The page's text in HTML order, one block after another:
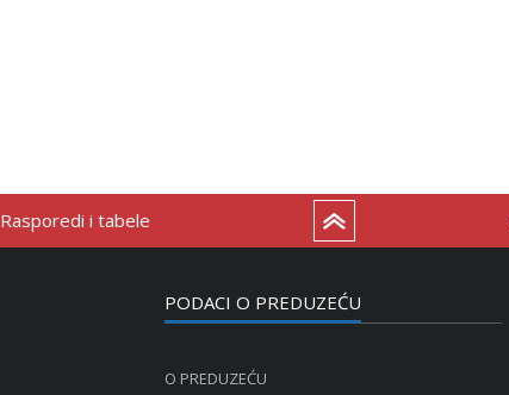
Rasporedi i tabele
PODACI O PREDUZEĆU
O PREDUZEĆU